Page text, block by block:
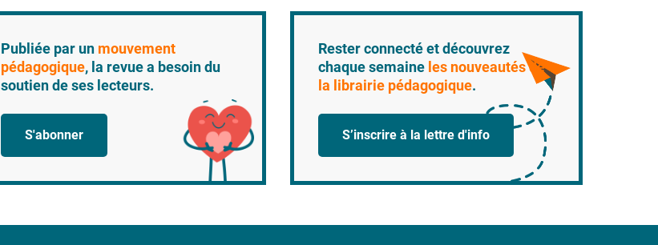
Publiée par un mouvement
pédagogique, la revue a besoin du
soutien de ses lecteurs.
S'abonner
Rester connecté et découvrez
chaque semaine les nouveautés de
la librairie pédagogique.
S’inscrire à la lettre d'info